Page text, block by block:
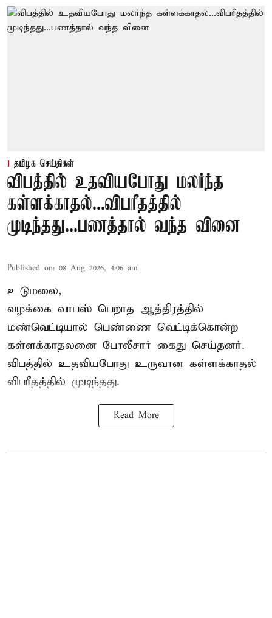
தமிழக செய்திகள்
விபத்தில் உதவியபோது மலர்ந்த
கள்ளக்காதல்...விபரீதத்தில்
முடிந்தது...பணத்தால் வந்த வினை
Published on: 08 Aug 2026, 4:06 am
உடுமலை,
வழக்கை வாபஸ் பெறாத ஆத்திரத்தில்
மண்வெட்டியால் பெண்ணை வெட்டிக்கொன்ற
கள்ளக்காதலனை போலீசார் கைது செய்தனர்.
விபத்தில் உதவியபோது உருவான கள்ளக்காதல்
விபரீதத்தில் முடிந்தது.
Read More